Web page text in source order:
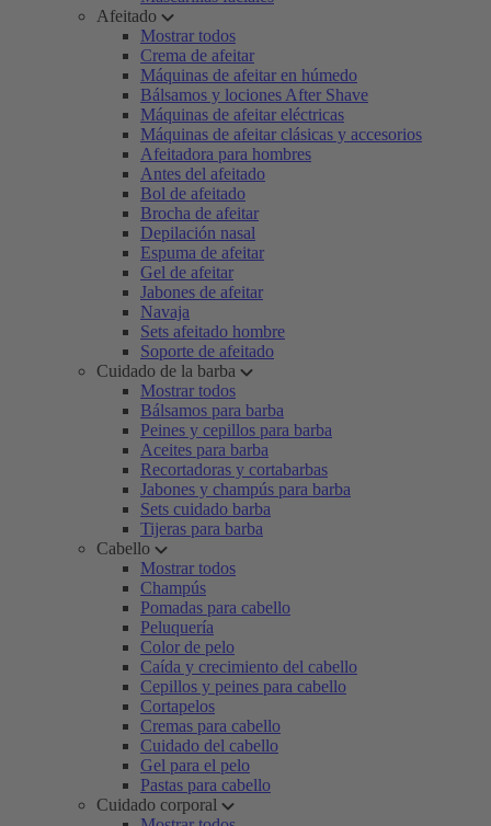
Afeitado
Mostrar todos
Crema de afeitar
Máquinas de afeitar en húmedo
Bálsamos y lociones After Shave
Máquinas de afeitar eléctricas
Máquinas de afeitar clásicas y accesorios
Afeitadora para hombres
Antes del afeitado
Bol de afeitado
Brocha de afeitar
Depilación nasal
Espuma de afeitar
Gel de afeitar
Jabones de afeitar
Navaja
Sets afeitado hombre
Soporte de afeitado
Cuidado de la barba
Mostrar todos
Bálsamos para barba
Peines y cepillos para barba
Aceites para barba
Recortadoras y cortabarbas
Jabones y champús para barba
Sets cuidado barba
Tijeras para barba
Cabello
Mostrar todos
Champús
Pomadas para cabello
Peluquería
Color de pelo
Caída y crecimiento del cabello
Cepillos y peines para cabello
Cortapelos
Cremas para cabello
Cuidado del cabello
Gel para el pelo
Pastas para cabello
Cuidado corporal